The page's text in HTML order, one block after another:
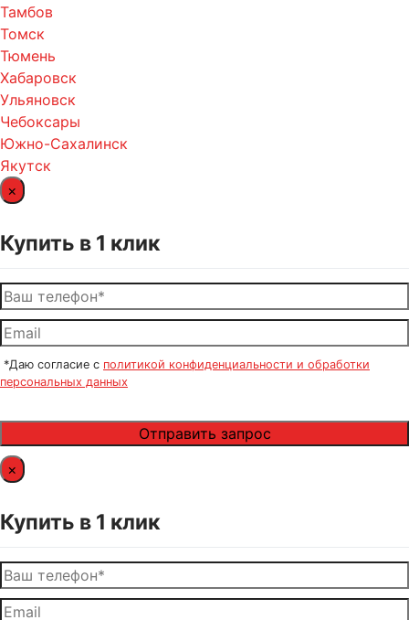
Тамбов
Томск
Тюмень
Хабаровск
Ульяновск
Чебоксары
Южно-Сахалинск
Якутск
×
Купить в 1 клик
*Даю согласие с политикой конфиденциальности и обработки
персональных данных
×
Купить в 1 клик